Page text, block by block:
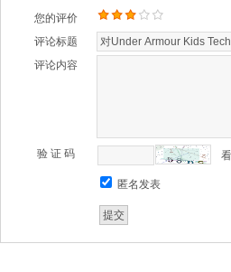
您的评价
评论标题
评论内容
验 证 码
匿名发表